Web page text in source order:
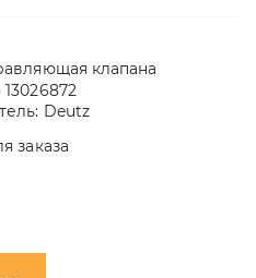
клапана
Deutz
заказа